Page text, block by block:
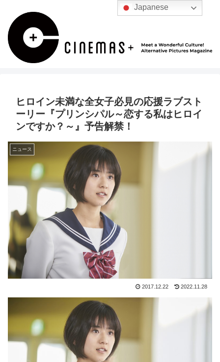
ヒロイン未満な全女子必見の応援ラブスト
ーリー『プリンシパル～恋する私はヒロイ
ンですか？～』予告解禁！
ニュース
2017.12.22 2022.11.28
Japanese